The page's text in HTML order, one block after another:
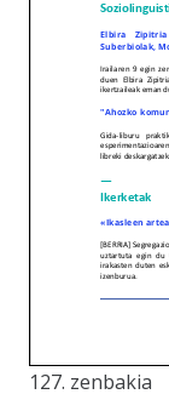
127. zenbakia